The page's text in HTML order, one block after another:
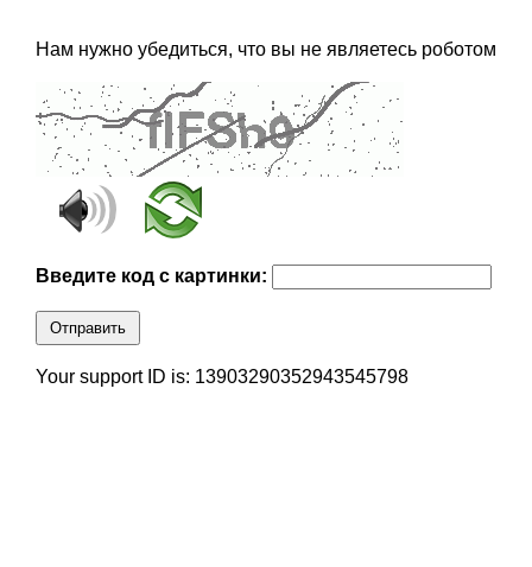
Нам нужно убедиться, что вы не являетесь роботом
Введите код с картинки:
Отправить
Your support ID is: 13903290352943545798